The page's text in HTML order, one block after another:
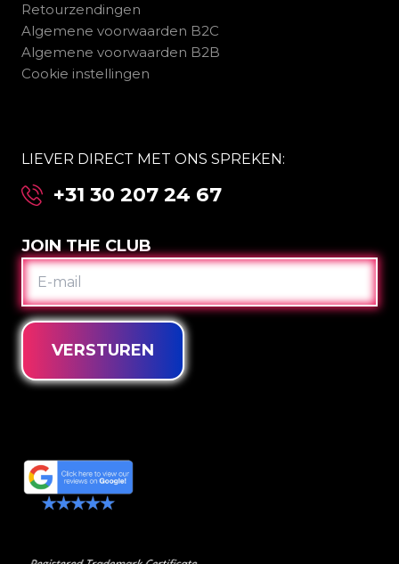
Retourzendingen
Algemene voorwaarden B2C
Algemene voorwaarden B2B
Cookie instellingen
LIEVER DIRECT MET ONS SPREKEN:
+31 30 207 24 67
JOIN THE CLUB
E-
MAIL
VERSTUREN